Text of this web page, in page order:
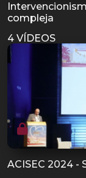
compleja
4 VÍDEOS
ACISEC 2024 -